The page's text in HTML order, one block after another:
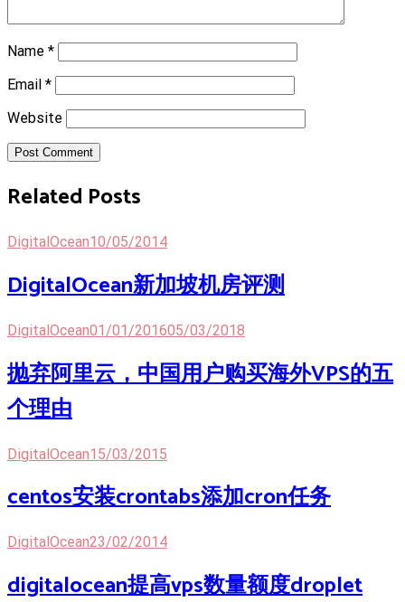
Name *
Email *
Website
Post Comment
Related Posts
DigitalOcean10/05/2014
DigitalOcean新加坡机房评测
DigitalOcean01/01/201605/03/2018
抛弃阿里云，中国用户购买海外VPS的五
个理由
DigitalOcean15/03/2015
centos安装crontabs添加cron任务
DigitalOcean23/02/2014
digitalocean提高vps数量额度droplet